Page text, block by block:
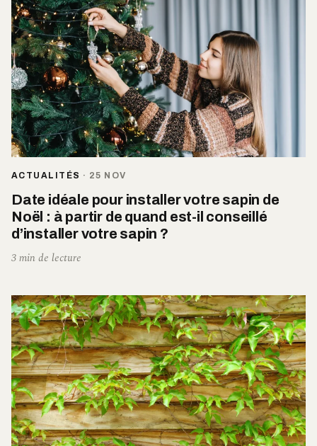
ACTUALITÉS · 25 NOV
Date idéale pour installer votre sapin de
Noël : à partir de quand est-il conseillé
d’installer votre sapin ?
3 min de lecture